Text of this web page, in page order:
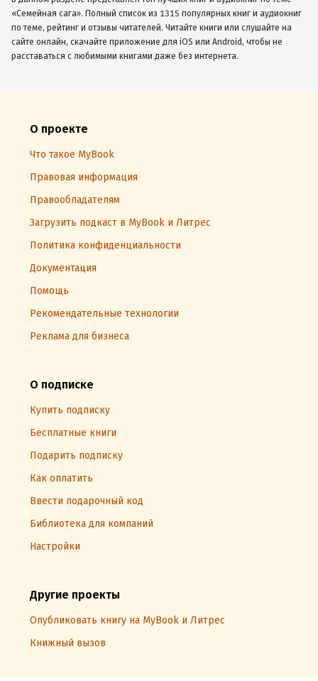
«Семейная сага». Полный список из 1315 популярных книг и аудиокниг
по теме, рейтинг и отзывы читателей. Читайте книги или слушайте на
сайте онлайн, скачайте приложение для iOS или Android, чтобы не
расставаться с любимыми книгами даже без интернета.
О проекте
Что такое MyBook
Правовая информация
Правообладателям
Загрузить подкаст в MyBook и Литрес
Политика конфиденциальности
Документация
Помощь
Рекомендательные технологии
Реклама для бизнеса
О подписке
Купить подписку
Бесплатные книги
Подарить подписку
Как оплатить
Ввести подарочный код
Библиотека для компаний
Настройки
Другие проекты
Опубликовать книгу на MyBook и Литрес
Книжный вызов